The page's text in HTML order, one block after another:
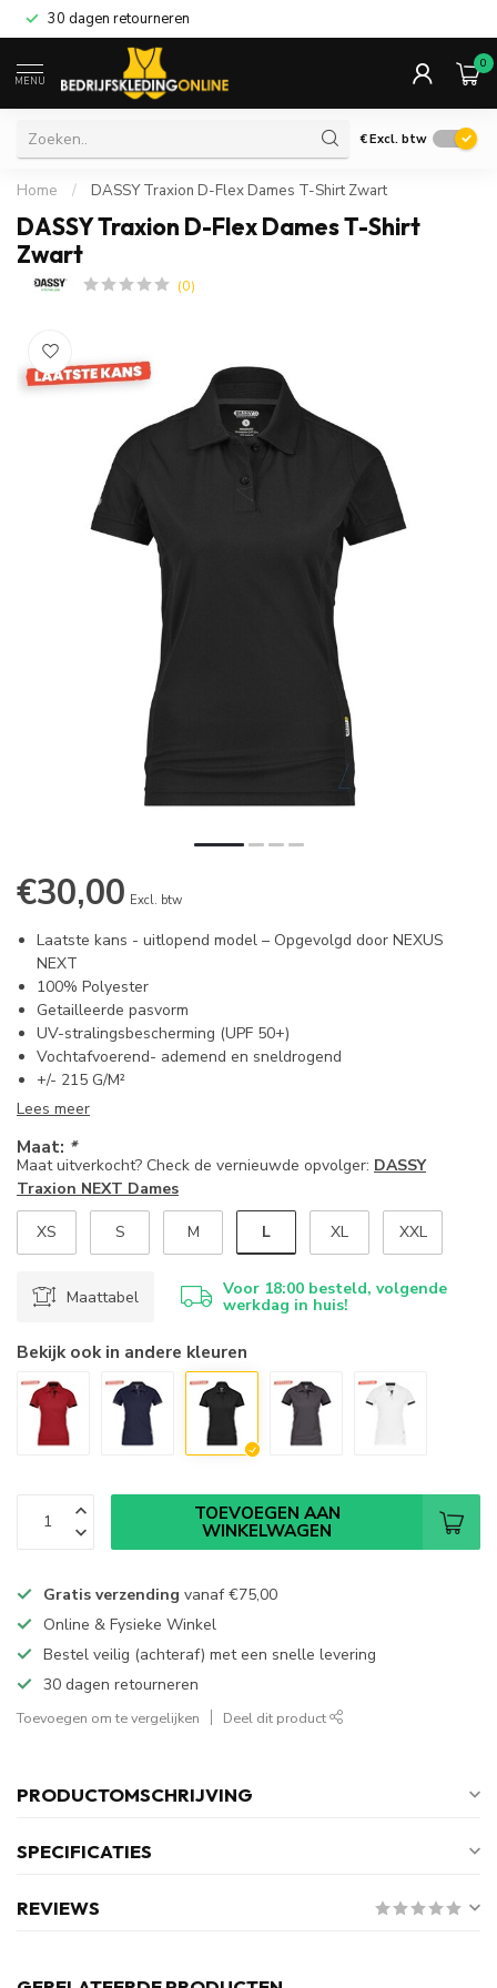
30 dagen retourneren
MENU
0
€Excl. btw
Home / DASSY Traxion D-Flex Dames T-Shirt Zwart
DASSY Traxion D-Flex Dames T-Shirt
Zwart
(0)
€30,00 Excl. btw
Laatste kans - uitlopend model – Opgevolgd door NEXUS
NEXT
100% Polyester
Getailleerde pasvorm
UV-stralingsbescherming (UPF 50+)
Vochtafvoerend- ademend en sneldrogend
+/- 215 G/M²
Lees meer
Maat uitverkocht? Check de vernieuwde opvolger: DASSY
Traxion NEXT Dames
Maat: *
XS S M L XL XXL
Maattabel Voor 18:00 besteld, volgende
werkdag in huis!
Bekijk ook in andere kleuren
TOEVOEGEN AAN
WINKELWAGEN
Gratis verzending vanaf€75,00
Online & Fysieke Winkel
Bestel veilig (achteraf) met een snelle levering
30 dagen retourneren
Toevoegen om te vergelijken Deel dit product
PRODUCTOMSCHRIJVING
SPECIFICATIES
REVIEWS